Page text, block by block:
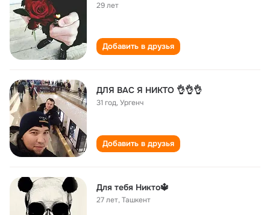
29 лет
Добавить в друзья
ДЛЯ ВАС Я НИКТО 👌👌👌
31 год,Ургенч
Добавить в друзья
Для тебя Никто🔱
27 лет,Ташкент